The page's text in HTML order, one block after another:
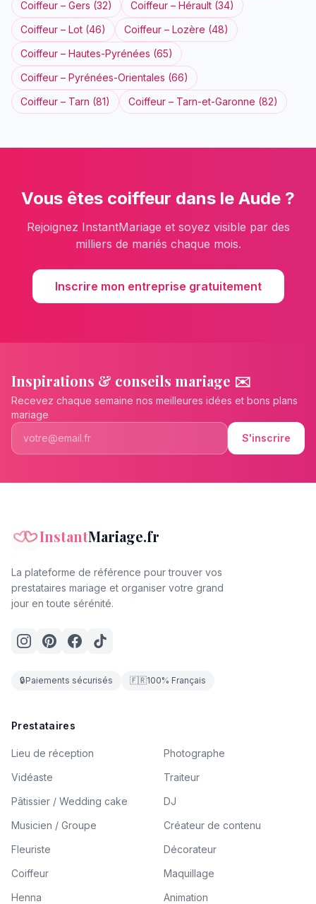
Coiffeur – Gers (32) Coiffeur – Hérault (34)
Coiffeur – Lot (46) Coiffeur – Lozère (48)
Coiffeur – Hautes-Pyrénées (65)
Coiffeur – Pyrénées-Orientales (66)
Coiffeur – Tarn (81) Coiffeur – Tarn-et-Garonne (82)
Vous êtes coiffeur dans le Aude ?
Rejoignez InstantMariage et soyez visible par des
milliers de mariés chaque mois.
Inscrire mon entreprise gratuitement
Inspirations & conseils mariage ✉️
Recevez chaque semaine nos meilleures idées et bons plans
mariage
S'inscrire
InstantMariage.fr
La plateforme de référence pour trouver vos
prestataires mariage et organiser votre grand
jour en toute sérénité.
🔒Paiements sécurisés 🇫🇷100% Français
Prestataires
Lieu de réception
Photographe
Vidéaste
Traiteur
Pâtissier / Wedding cake
DJ
Musicien / Groupe
Créateur de contenu
Fleuriste
Décorateur
Coiffeur
Maquillage
Henna
Animation